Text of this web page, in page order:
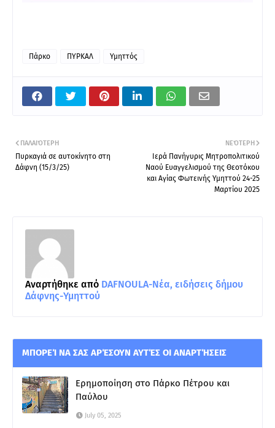
Πάρκο ΠΥΡΚΑΛ Υμηττός
ΝΕΌΤΕΡΗ
Ιερά Πανήγυρις Μητροπολιτικού
Ναού Ευαγγελισμού της Θεοτόκου
και Αγίας Φωτεινής Υμηττού 24-25
Μαρτίου 2025
ΠΑΛΑΙΌΤΕΡΗ
Πυρκαγιά σε αυτοκίνητο στη
Δάφνη (15/3/25)
Αναρτήθηκε από DAFNOULA-Νέα, ειδήσεις δήμου
Δάφνης-Υμηττού
ΜΠΟΡΕΊ ΝΑ ΣΑΣ ΑΡΈΣΟΥΝ ΑΥΤΈΣ ΟΙ ΑΝΑΡΤΉΣΕΙΣ
Ερημοποίηση στο Πάρκο Πέτρου και
Παύλου
July 05, 2025